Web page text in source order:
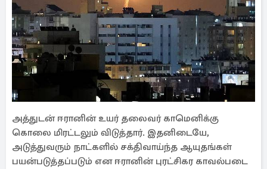
அத்துடன் ஈரானின் உயர் தலைவர் காமெனிக்கு
கொலை மிரட்டலும் விடுத்தார். இதனிடையே,
அடுத்துவரும் நாட்களில் சக்திவாய்ந்த ஆயுதங்கள்
பயன்படுத்தப்படும் என ஈரானின் புரட்சிகர காவல்படை